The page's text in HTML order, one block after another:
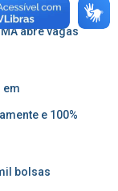
abre vagas
em
e 100%
bolsas